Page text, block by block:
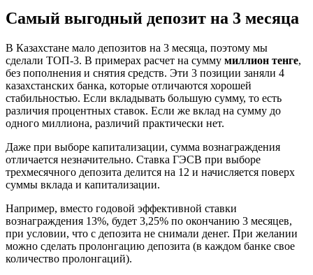
Самый выгодный депозит на 3 месяца
В Казахстане мало депозитов на 3 месяца, поэтому мы
сделали ТОП-3. В примерах расчет на сумму миллион тенге,
без пополнения и снятия средств. Эти 3 позиции заняли 4
казахстанских банка, которые отличаются хорошей
стабильностью. Если вкладывать большую сумму, то есть
различия процентных ставок. Если же вклад на сумму до
одного миллиона, различий практически нет.
Даже при выборе капитализации, сумма вознаграждения
отличается незначительно. Ставка ГЭСВ при выборе
трехмесячного депозита делится на 12 и начисляется поверх
суммы вклада и капитализации.
Например, вместо годовой эффективной ставки
вознаграждения 13%, будет 3,25% по окончанию 3 месяцев,
при условии, что с депозита не снимали денег. При желании
можно сделать пролонгацию депозита (в каждом банке свое
количество пролонгаций).